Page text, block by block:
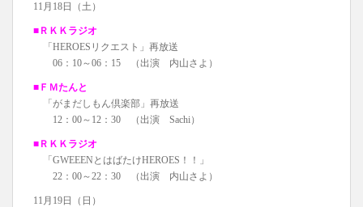
11月18日（土）
■ＲＫＫラジオ
「HEROESリクエスト」再放送
06：10～06：15 （出演 内山さよ）
■ＦＭたんと
「がまだしもん倶楽部」再放送
12：00～12：30 （出演 Sachi）
■ＲＫＫラジオ
「GWEEENとはばたけHEROES！！」
22：00～22：30 （出演 内山さよ）
11月19日（日）